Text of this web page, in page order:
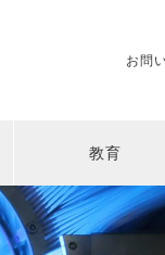
お問
教育